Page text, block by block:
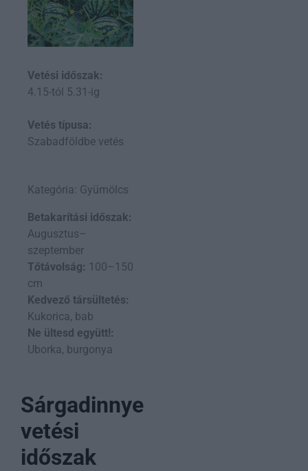
Vetési időszak:
4.15-tól 5.31-ig
Vetés típusa:
Szabadföldbe vetés
Kategória: Gyümölcs
Betakarítási időszak:
Augusztus–
szeptember
Tőtávolság: 100–150
cm
Kedvező társültetés:
Kukorica, bab
Ne ültesd együtt!:
Uborka, burgonya
Sárgadinnye
vetési
időszak